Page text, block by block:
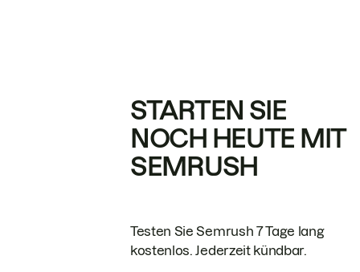
STARTEN SIE
NOCH HEUTE MIT
SEMRUSH
Testen Sie Semrush 7 Tage lang
kostenlos. Jederzeit kündbar.